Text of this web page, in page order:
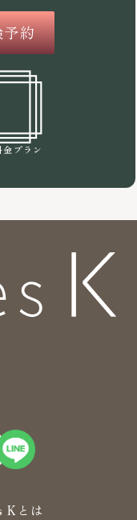
予約
プラン
Kとは